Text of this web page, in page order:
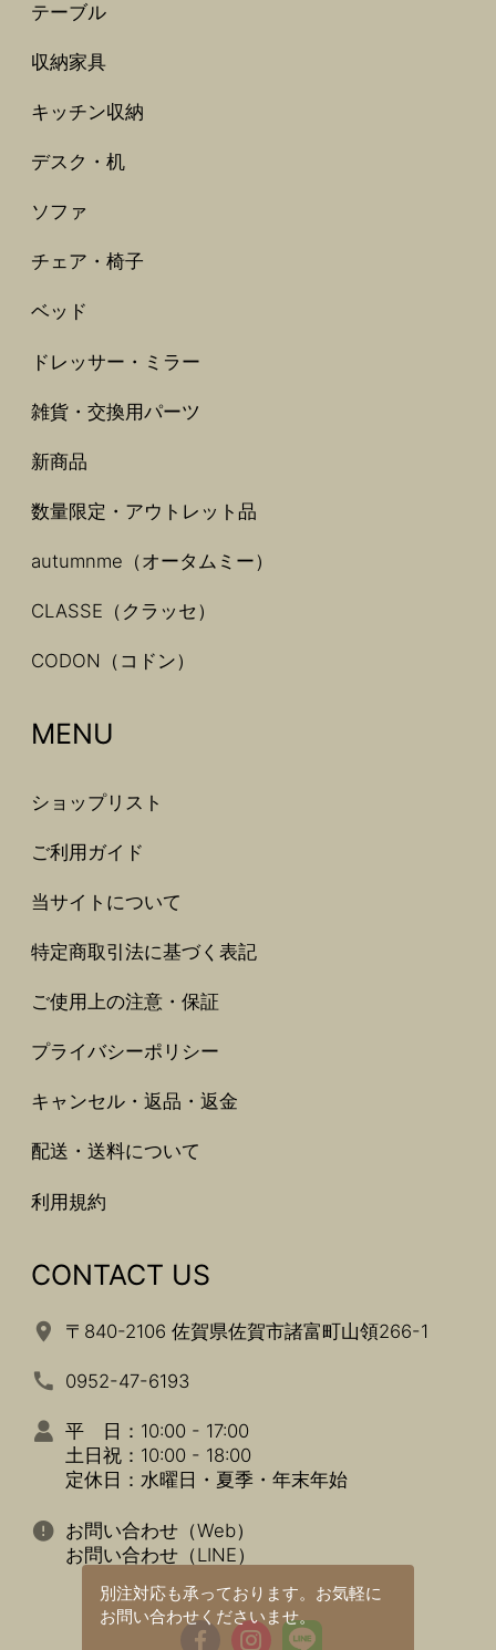
別注対応も承っております。 お気軽に
お問い合わせくださいませ。
テーブル
収納家具
キッチン収納
デスク・机
ソファ
チェア・椅子
ベッド
ドレッサー・ミラー
雑貨・交換用パーツ
新商品
数量限定・アウトレット品
autumnme（オータムミー）
CLASSE（クラッセ）
CODON（コドン）
MENU
ショップリスト
ご利用ガイド
当サイトについて
特定商取引法に基づく表記
ご使用上の注意・保証
プライバシーポリシー
キャンセル・返品・返金
配送・送料について
利用規約
CONTACT US
〒840-2106 佐賀県佐賀市諸富町山領266-1
0952-47-6193
平 日：10:00 - 17:00
土日祝：10:00 - 18:00
定休日：水曜日・夏季・年末年始
お問い合わせ（Web）
お問い合わせ（LINE）